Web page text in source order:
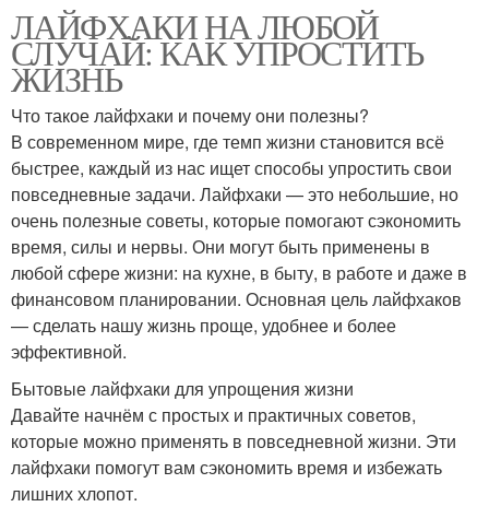
ЛАЙФХАКИ НА ЛЮБОЙ
СЛУЧАЙ: КАК УПРОСТИТЬ
ЖИЗНЬ
Что такое лайфхаки и почему они полезны?
В современном мире, где темп жизни становится всё
быстрее, каждый из нас ищет способы упростить свои
повседневные задачи. Лайфхаки — это небольшие, но
очень полезные советы, которые помогают сэкономить
время, силы и нервы. Они могут быть применены в
любой сфере жизни: на кухне, в быту, в работе и даже в
финансовом планировании. Основная цель лайфхаков
— сделать нашу жизнь проще, удобнее и более
эффективной.
Бытовые лайфхаки для упрощения жизни
Давайте начнём с простых и практичных советов,
которые можно применять в повседневной жизни. Эти
лайфхаки помогут вам сэкономить время и избежать
лишних хлопот.